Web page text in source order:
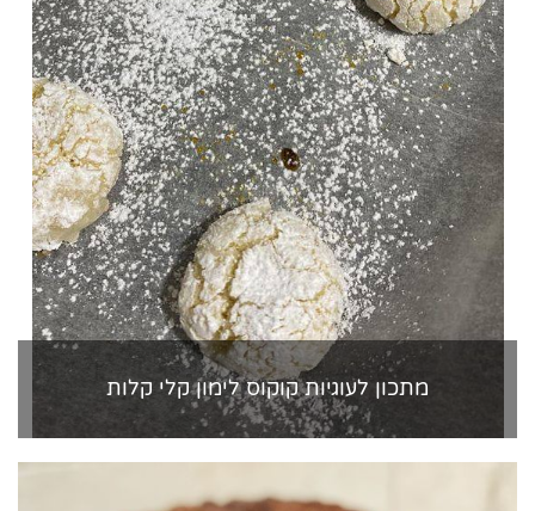
מתכון לעוגיות קוקוס לימון קלי קלות